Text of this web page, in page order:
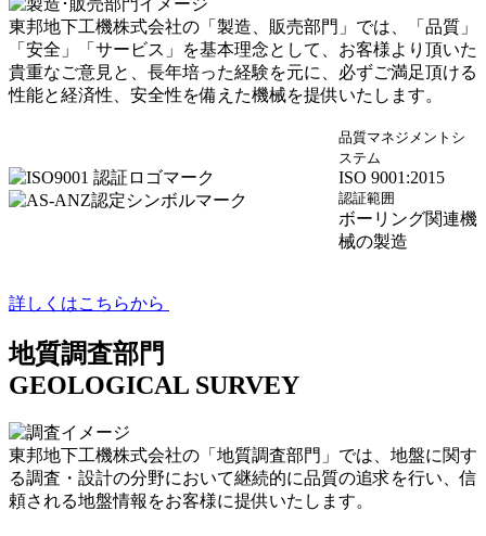
東邦地下工機株式会社の「製造、販売部門」では、「品質」
「安全」「サービス」を基本理念として、お客様より頂いた
貴重なご意見と、長年培った経験を元に、必ずご満足頂ける
性能と経済性、安全性を備えた機械を提供いたします。
品質マネジメントシ
ステム
ISO 9001:2015
認証範囲
ボーリング関連機
械の製造
詳しくはこちらから
地質調査部門
GEOLOGICAL SURVEY
東邦地下工機株式会社の「地質調査部門」では、地盤に関す
る調査・設計の分野において継続的に品質の追求を行い、信
頼される地盤情報をお客様に提供いたします。